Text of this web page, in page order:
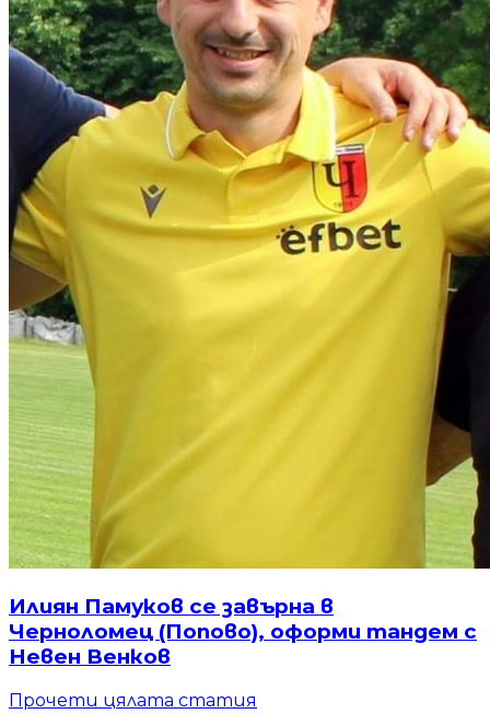
Илиян Памуков се завърна в
Черноломец (Попово), оформи тандем с
Невен Венков
Прочети цялата статия